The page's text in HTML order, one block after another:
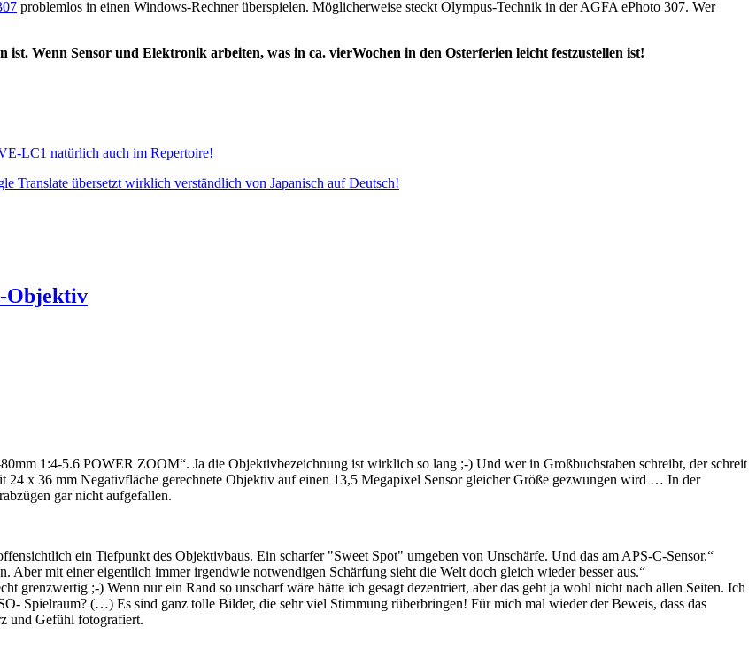
problemlos in einen Windows-Rechner überspielen. Möglicherweise steckt Olympus-Technik in der AGFA ePhoto 307. Wer
Wenn Sensor und Elektronik arbeiten, was in ca. vierWochen in den Osterferien leicht festzustellen ist!
LC1 natürlich auch im Repertoire!
Translate übersetzt wirklich verständlich von Japanisch auf Deutsch!
Objektiv
1:4-5.6 POWER ZOOM“. Ja die Objektivbezeichnung ist wirklich so lang ;-) Und wer in Großbuchstaben schreibt, der schreit
x 36 mm Negativfläche gerechnete Objektiv auf einen 13,5 Megapixel Sensor gleicher Größe gezwungen wird … In der
gar nicht aufgefallen.
ein Tiefpunkt des Objektivbaus. Ein scharfer "Sweet Spot" umgeben von Unschärfe. Und das am APS-C-Sensor.“
mit einer eigentlich immer irgendwie notwendigen Schärfung sieht die Welt doch gleich wieder besser aus.“
grenzwertig ;-) Wenn nur ein Rand so unscharf wäre hätte ich gesagt dezentriert, aber das geht ja wohl nicht nach allen Seiten. Ich
Spielraum? (…) Es sind ganz tolle Bilder, die sehr viel Stimmung rüberbringen! Für mich mal wieder der Beweis, dass das
und Gefühl fotografiert.